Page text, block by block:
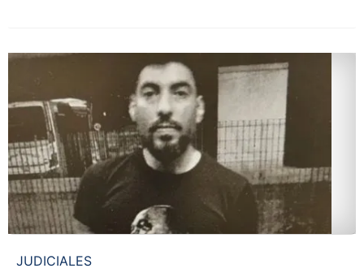
JUDICIALES